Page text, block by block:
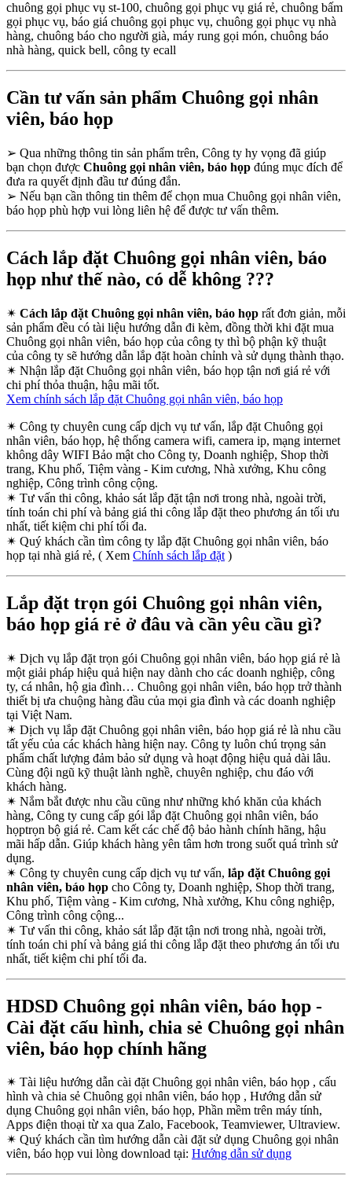
chuông gọi phục vụ st-100, chuông gọi phục vụ giá rẻ, chuông bấm
gọi phục vụ, báo giá chuông gọi phục vụ, chuông gọi phục vụ nhà
hàng, chuông báo cho người già, máy rung gọi món, chuông báo
nhà hàng, quick bell, công ty ecall
Cần tư vấn sản phẩm Chuông gọi nhân
viên, báo họp
➢ Qua những thông tin sản phẩm trên, Công ty hy vọng đã giúp
bạn chọn được Chuông gọi nhân viên, báo họp đúng mục đích để
đưa ra quyết định đầu tư đúng đắn.
➢ Nếu bạn cần thông tin thêm để chọn mua Chuông gọi nhân viên,
báo họp phù hợp vui lòng liên hệ để được tư vấn thêm.
Cách lắp đặt Chuông gọi nhân viên, báo
họp như thế nào, có dễ không ???
✴ Cách lắp đặt Chuông gọi nhân viên, báo họp rất đơn giản, mỗi
sản phẩm đều có tài liệu hướng dẫn đi kèm, đồng thời khi đặt mua
Chuông gọi nhân viên, báo họp của công ty thì bộ phận kỹ thuật
của công ty sẽ hướng dẫn lắp đặt hoàn chỉnh và sử dụng thành thạo.
✴ Nhận lắp đặt Chuông gọi nhân viên, báo họp tận nơi giá rẻ với
chi phí thỏa thuận, hậu mãi tốt.
Xem chính sách lắp đặt Chuông gọi nhân viên, báo họp
✴ Công ty chuyên cung cấp dịch vụ tư vấn, lắp đặt Chuông gọi
nhân viên, báo họp, hệ thống camera wifi, camera ip, mạng internet
không dây WIFI Bảo mật cho Công ty, Doanh nghiệp, Shop thời
trang, Khu phố, Tiệm vàng - Kim cương, Nhà xưởng, Khu công
nghiệp, Công trình công cộng.
✴ Tư vấn thi công, khảo sát lắp đặt tận nơi trong nhà, ngoài trời,
tính toán chi phí và bảng giá thi công lắp đặt theo phương án tối ưu
nhất, tiết kiệm chi phí tối đa.
✴ Quý khách cần tìm công ty lắp đặt Chuông gọi nhân viên, báo
họp tại nhà giá rẻ, ( Xem Chính sách lắp đặt )
Lắp đặt trọn gói Chuông gọi nhân viên,
báo họp giá rẻ ở đâu và cần yêu cầu gì?
✴ Dịch vụ lắp đặt trọn gói Chuông gọi nhân viên, báo họp giá rẻ là
một giải pháp hiệu quả hiện nay dành cho các doanh nghiệp, công
ty, cá nhân, hộ gia đình… Chuông gọi nhân viên, báo họp trở thành
thiết bị ưa chuộng hàng đầu của mọi gia đình và các doanh nghiệp
tại Việt Nam.
✴ Dịch vụ lắp đặt Chuông gọi nhân viên, báo họp giá rẻ là nhu cầu
tất yếu của các khách hàng hiện nay. Công ty luôn chú trọng sản
phẩm chất lượng đảm bảo sử dụng và hoạt động hiệu quả dài lâu.
Cùng đội ngũ kỹ thuật lành nghề, chuyên nghiệp, chu đáo với
khách hàng.
✴ Nắm bắt được nhu cầu cũng như những khó khăn của khách
hàng, Công ty cung cấp gói lắp đặt Chuông gọi nhân viên, báo
họptrọn bộ giá rẻ. Cam kết các chế độ bảo hành chính hãng, hậu
mãi hấp dẫn. Giúp khách hàng yên tâm hơn trong suốt quá trình sử
dụng.
✴ Công ty chuyên cung cấp dịch vụ tư vấn, lắp đặt Chuông gọi
nhân viên, báo họp cho Công ty, Doanh nghiệp, Shop thời trang,
Khu phố, Tiệm vàng - Kim cương, Nhà xưởng, Khu công nghiệp,
Công trình công cộng...
✴ Tư vấn thi công, khảo sát lắp đặt tận nơi trong nhà, ngoài trời,
tính toán chi phí và bảng giá thi công lắp đặt theo phương án tối ưu
nhất, tiết kiệm chi phí tối đa.
HDSD Chuông gọi nhân viên, báo họp -
Cài đặt cấu hình, chia sẻ Chuông gọi nhân
viên, báo họp chính hãng
✴ Tài liệu hướng dẫn cài đặt Chuông gọi nhân viên, báo họp , cấu
hình và chia sẻ Chuông gọi nhân viên, báo họp , Hướng dẫn sử
dụng Chuông gọi nhân viên, báo họp, Phần mềm trên máy tính,
Apps điện thoại từ xa qua Zalo, Facebook, Teamviewer, Ultraview.
✴ Quý khách cần tìm hướng dẫn cài đặt sử dụng Chuông gọi nhân
viên, báo họp vui lòng download tại: Hướng dẫn sử dụng